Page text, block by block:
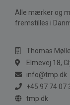
Alle mærker og
fremstilles i
Thomas
Elmevej 18,
info@tmp.dk
+45 97 74 07
tmp.dk